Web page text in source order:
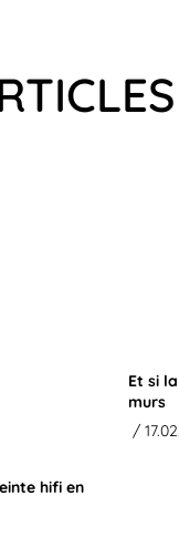
hifi en
Et si
murs
/